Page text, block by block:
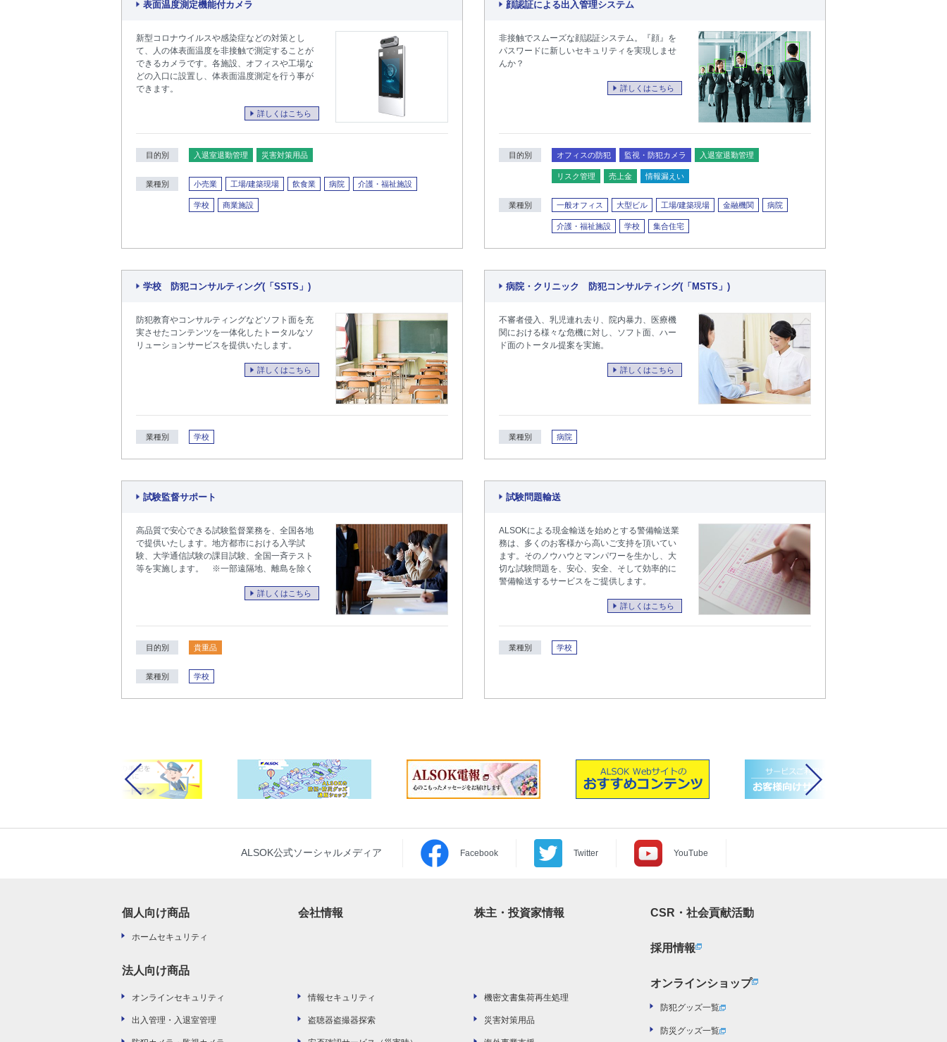
表面温度測定機能付カメラ
新型コロナウイルスや感染症などの対策とし
て、人の体表面温度を非接触で測定することが
できるカメラです。各施設、オフィスや工場な
どの入口に設置し、体表面温度測定を行う事が
できます。
詳しくはこちら
目的別 入退室退勤管理 災害対策用品
業種別 小売業 工場/建築現場 飲食業 病院 介護・福祉施設
学校 商業施設
顔認証による出入管理システム
非接触でスムーズな顔認証システム。『顔』を
パスワードに新しいセキュリティを実現しませ
んか？
詳しくはこちら
目的別 オフィスの防犯 監視・防犯カメラ 入退室退勤管理
リスク管理 売上金 情報漏えい
業種別 一般オフィス 大型ビル 工場/建築現場 金融機関 病院
介護・福祉施設 学校 集合住宅
学校 防犯コンサルティング(「SSTS」)
防犯教育やコンサルティングなどソフト面を充
実させたコンテンツを一体化したトータルなソ
リューションサービスを提供いたします。
詳しくはこちら
業種別 学校
病院・クリニック 防犯コンサルティング(「MSTS」)
不審者侵入、乳児連れ去り、院内暴力、医療機
関における様々な危機に対し、ソフト面、ハー
ド面のトータル提案を実施。
詳しくはこちら
業種別 病院
試験監督サポート
高品質で安心できる試験監督業務を、全国各地
で提供いたします。地方都市における入学試
験、大学通信試験の課目試験、全国一斉テスト
等を実施します。 ※一部遠隔地、離島を除く
詳しくはこちら
目的別 貴重品
業種別 学校
試験問題輸送
ALSOKによる現金輸送を始めとする警備輸送業
務は、多くのお客様から高いご支持を頂いてい
ます。そのノウハウとマンパワーを生かし、大
切な試験問題を、安心、安全、そして効率的に
警備輸送するサービスをご提供します。
詳しくはこちら
業種別 学校
前へ
ALSOK公式ソーシャルメディア Facebook Twitter YouTube
個人向け商品
ホームセキュリティ
法人向け商品
オンラインセキュリティ
出入管理・入退室管理
会社情報
情報セキュリティ
盗聴器盗撮器探索
株主・投資家情報
機密文書集荷再生処理
災害対策用品
CSR・社会貢献活動
採用情報
オンラインショップ
防犯グッズ一覧
防災グッズ一覧